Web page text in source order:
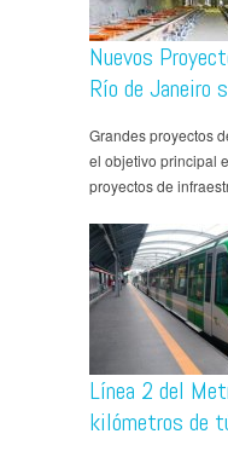
Nuevos
Río de Janeiro
Grandes proyectos
el objetivo principal
proyectos de
Línea 2 del
kilómetros de